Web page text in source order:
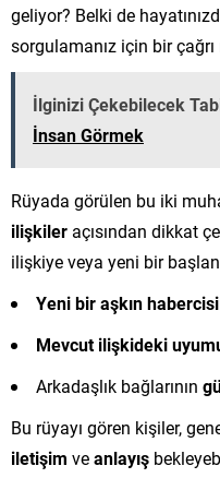
geliyor? Belki de
sorgulamanız için bir
İlginizi Çekebilecek
İnsan Görmek
Rüyada görülen bu iki
ilişkiler açısından dikkat
ilişkiye veya yeni bir
Yeni bir aşkın habercisi
Mevcut ilişkideki
Arkadaşlık bağlarının
Bu rüyayı gören kişiler,
iletişim veanlayış